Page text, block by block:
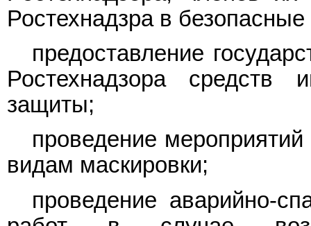
Ростехнадзра в
предоставление
Ростехнадзора средств
защиты;
проведение
видам маскировки;
проведение аварийно-